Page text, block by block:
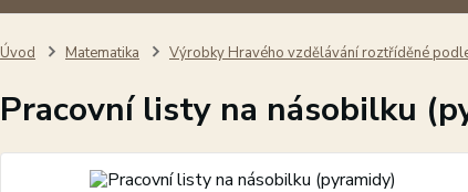
Úvod Matematika Výrobky Hravého vzdělávání roztříděné
Pracovní listy na násobilku